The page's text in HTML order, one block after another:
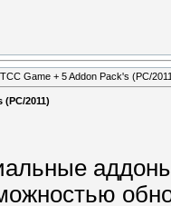
Game + 5 Addon Pack's (PC/
2011)